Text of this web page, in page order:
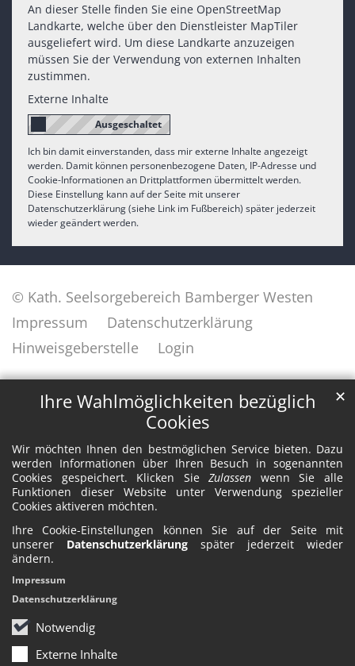
Ihre Wahlmöglichkeiten bezüglich
Cookies
Wir möchten Ihnen den bestmöglichen Service bieten. Dazu
werden Informationen über Ihren Besuch in sogenannten
Cookies gespeichert. Klicken SieZulassen wenn Sie alle
Funktionen dieser Website unter Verwendung spezieller
Cookies aktiveren möchten.
Ihre Cookie-Einstellungen können Sie auf der Seite mit
unserer Datenschutzerklärung später jederzeit wieder
ändern.
Notwendig
Externe Inhalte
✕
Impressum
Datenschutzerklärung
An dieser Stelle finden Sie eine OpenStreetMap
Landkarte, welche über den Dienstleister MapTiler
ausgeliefert wird. Um diese Landkarte anzuzeigen
müssen Sie der Verwendung von externen Inhalten
zustimmen.
Externe Inhalte
Ich bin damit einverstanden, dass mir externe Inhalte angezeigt
werden. Damit können personenbezogene Daten, IP-Adresse und
Cookie-Informationen an Drittplattformen übermittelt werden.
Diese Einstellung kann auf der Seite mit unserer
Datenschutzerklärung (siehe Link im Fußbereich) später jederzeit
wieder geändert werden.
© Kath. Seelsorgebereich Bamberger Westen
Impressum
Datenschutzerklärung
Hinweisgeberstelle
Login